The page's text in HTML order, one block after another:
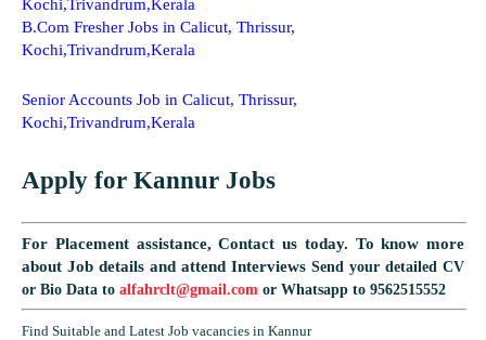
Kochi,Trivandrum,Kerala
B.Com Fresher Jobs in Calicut, Thrissur,
Kochi,Trivandrum,Kerala
Senior Accounts Job in Calicut, Thrissur,
Kochi,Trivandrum,Kerala
Apply for Kannur Jobs
For Placement assistance, Contact us today. To know more
about Job details and attend Interviews Send your detailed CV
or Bio Data to alfahrclt@gmail.com or Whatsapp to 9562515552
Find Suitable and Latest Job vacancies in Kannur